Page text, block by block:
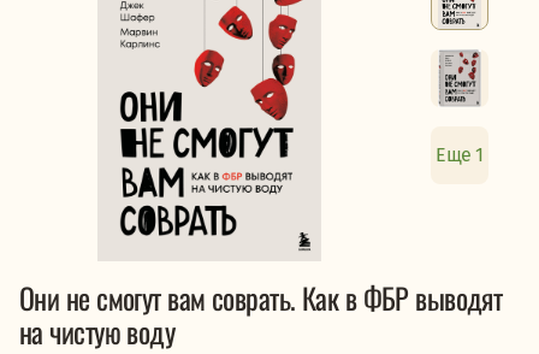
Еще 1
Они не смогут вам соврать. Как в ФБР выводят
на чистую воду